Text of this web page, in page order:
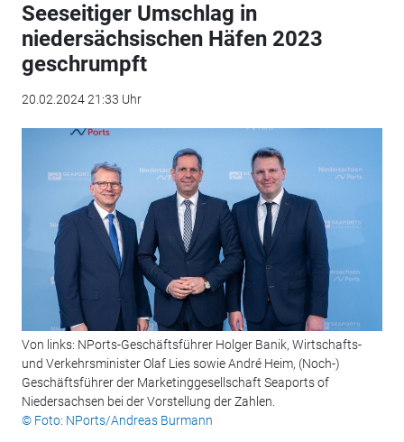
Seeseitiger Umschlag in
niedersächsischen Häfen 2023
geschrumpft
20.02.2024 21:33 Uhr
Von links: NPorts-Geschäftsführer Holger Banik, Wirtschafts-
und Verkehrsminister Olaf Lies sowie André Heim, (Noch-)
Geschäftsführer der Marketinggesellschaft Seaports of
Niedersachsen bei der Vorstellung der Zahlen.
© Foto: NPorts/Andreas Burmann